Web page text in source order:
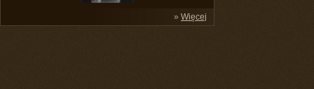
» Więcej